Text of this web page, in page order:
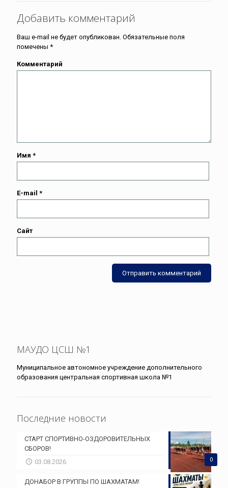
Добавить комментарий
Ваш e-mail не будет опубликован. Обязательные поля
помечены *
Комментарий
Имя *
E-mail *
Сайт
МАУДО ЦСШ №1
Муниципальное автономное учреждение дополнительного
образования центральная спортивная школа №1
Последние новости
0
СТАРТ СПОРТИВНО-ОЗДОРОВИТЕЛЬНЫХ
СБОРОВ!
03.08.2026
ДОНАБОР В ГРУППЫ ПО ШАХМАТАМ!